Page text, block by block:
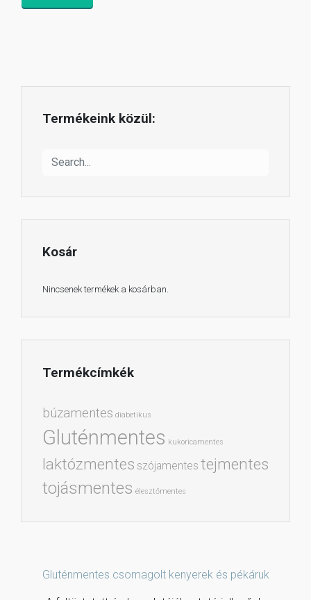
Termékeink közül:
Kosár
Nincsenek termékek a kosárban.
Termékcímkék
búzamentes diabetikus
Gluténmentes kukoricamentes
laktózmentes szójamentes tejmentes
tojásmentes élesztőmentes
Gluténmentes csomagolt kenyerek és pékáruk